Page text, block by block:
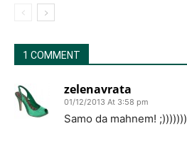
1 COMMENT
zelenavrata
01/12/2013 At 3:58 pm
Samo da mahnem! ;)))))))